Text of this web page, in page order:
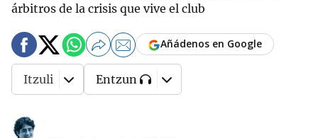
árbitros de la crisis que vive el club
Añádenos en Google
Itzuli Entzun